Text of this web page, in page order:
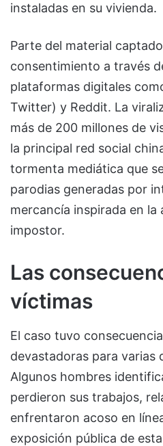
instaladas en su vivienda.
Parte del material
consentimiento a través
plataformas digitales
Twitter) y Reddit. La
más de 200 millones de
la principal red social
tormenta mediática que
parodias generadas por
mercancía inspirada en la
impostor.
Las
víctimas
El caso tuvo
devastadoras para varias
Algunos hombres
perdieron sus trabajos,
enfrentaron acoso en
exposición pública de